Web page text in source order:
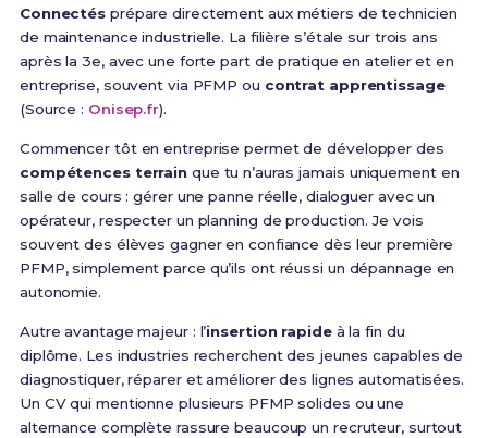
Connectés prépare directement aux métiers de technicien
de maintenance industrielle. La filière s’étale sur trois ans
après la 3e, avec une forte part de pratique en atelier et en
entreprise, souvent via PFMP ou contrat apprentissage
(Source : Onisep.fr).
Commencer tôt en entreprise permet de développer des
compétences terrain que tu n’auras jamais uniquement en
salle de cours : gérer une panne réelle, dialoguer avec un
opérateur, respecter un planning de production. Je vois
souvent des élèves gagner en confiance dès leur première
PFMP, simplement parce qu’ils ont réussi un dépannage en
autonomie.
Autre avantage majeur : l’insertion rapideà la fin du
diplôme. Les industries recherchent des jeunes capables de
diagnostiquer, réparer et améliorer des lignes automatisées.
Un CV qui mentionne plusieurs PFMP solides ou une
alternance complète rassure beaucoup un recruteur, surtout